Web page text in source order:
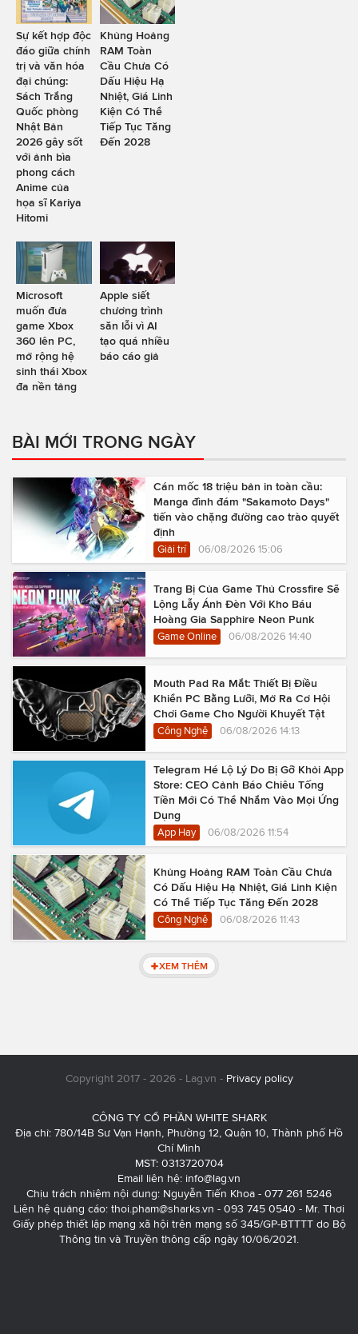
Sự kết hợp độc
đáo giữa chính
trị và văn hóa
đại chúng:
Sách Trắng
Quốc phòng
Nhật Bản
2026 gây sốt
với ảnh bìa
phong cách
Anime của
họa sĩ Kariya
Hitomi
Khủng Hoảng
RAM Toàn
Cầu Chưa Có
Dấu Hiệu Hạ
Nhiệt, Giá Linh
Kiện Có Thể
Tiếp Tục Tăng
Đến 2028
Microsoft
muốn đưa
game Xbox
360 lên PC,
mở rộng hệ
sinh thái Xbox
đa nền tảng
Apple siết
chương trình
săn lỗi vì AI
tạo quá nhiều
báo cáo giả
BÀI MỚI TRONG NGÀY
Cán mốc 18 triệu bản in toàn cầu:
Manga đình đám "Sakamoto Days"
tiến vào chặng đường cao trào quyết
định
Giải trí 06/08/2026 15:06
Trang Bị Của Game Thủ Crossfire Sẽ
Lộng Lẫy Ánh Đèn Với Kho Báu
Hoàng Gia Sapphire Neon Punk
Game Online 06/08/2026 14:40
Mouth Pad Ra Mắt: Thiết Bị Điều
Khiển PC Bằng Lưỡi, Mở Ra Cơ Hội
Chơi Game Cho Người Khuyết Tật
Công Nghệ 06/08/2026 14:13
Telegram Hé Lộ Lý Do Bị Gỡ Khỏi App
Store: CEO Cảnh Báo Chiêu Tống
Tiền Mới Có Thể Nhắm Vào Mọi Ứng
Dụng
App Hay 06/08/2026 11:54
Khủng Hoảng RAM Toàn Cầu Chưa
Có Dấu Hiệu Hạ Nhiệt, Giá Linh Kiện
Có Thể Tiếp Tục Tăng Đến 2028
Công Nghệ 06/08/2026 11:43
XEM THÊM
Copyright 2017 - 2026 - Lag.vn - Privacy policy
CÔNG TY CỔ PHẦN WHITE SHARK
Địa chỉ: 780/14B Sư Vạn Hạnh, Phường 12, Quận 10, Thành phố Hồ
Chí Minh
MST: 0313720704
Email liên hệ: info@lag.vn
Chịu trách nhiệm nội dung: Nguyễn Tiến Khoa - 077 261 5246
Liên hệ quảng cáo: thoi.pham@sharks.vn - 093 745 0540 - Mr. Thơi
Giấy phép thiết lập mạng xã hội trên mạng số 345/GP-BTTTT do Bộ
Thông tin và Truyền thông cấp ngày 10/06/2021.